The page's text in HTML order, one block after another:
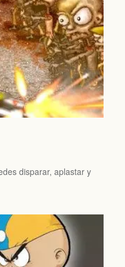
disparar, aplastar y